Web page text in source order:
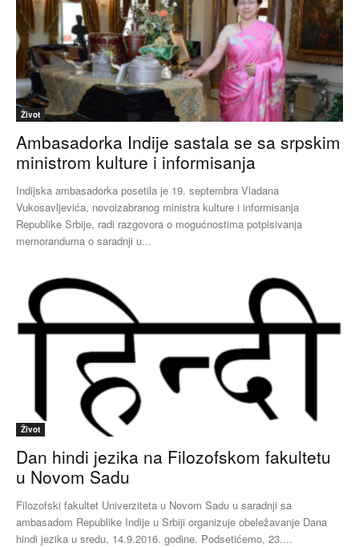
Život
Ambasadorka Indije sastala se sa srpskim
ministrom kulture i informisanja
Indijska ambasadorka posetila je 19. septembra Vladana
Vukosavljevića, novoizabranog ministra kulture i informisanja
Republike Srbije, radi razgovora o mogućnostima potpisivanja
memoranduma o saradnji u...
Život
Dan hindi jezika na Filozofskom fakultetu
u Novom Sadu
Filozofski fakultet Univerziteta u Novom Sadu u saradnji sa
ambasadom Republike Indije u Srbiji organizuje obeležavanje Dana
hindi jezika u sredu, 14.9.2016. godine. Podsetićemo, 23....